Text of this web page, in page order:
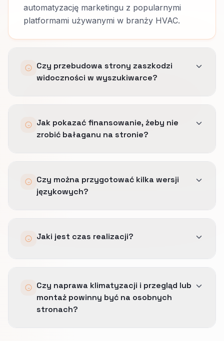
automatyzację marketingu z popularnymi
platformami używanymi w branży HVAC.
Czy przebudowa strony zaszkodzi
widoczności w wyszukiwarce?
zachowamy najważniejszą treść i będziemy
monitorować wdrożenie po starcie.
Jak pokazać finansowanie, żeby nie
zrobić bałaganu na stronie?
drugorzędne przyciski, dzięki którym ścieżka
awaryjna pozostaje czysta, a finansowanie jest
Czy można przygotować kilka wersji
językowych?
Uporządkujemy wtedy wersje językowe i
Jaki jest czas realizacji?
mogą wejść w kilka tygodni, a realizacje
wielolokalizacyjne trwają dłużej, zależnie od
integracji.
Czy naprawa klimatyzacji i przegląd lub
montaż powinny być na osobnych
stronach?